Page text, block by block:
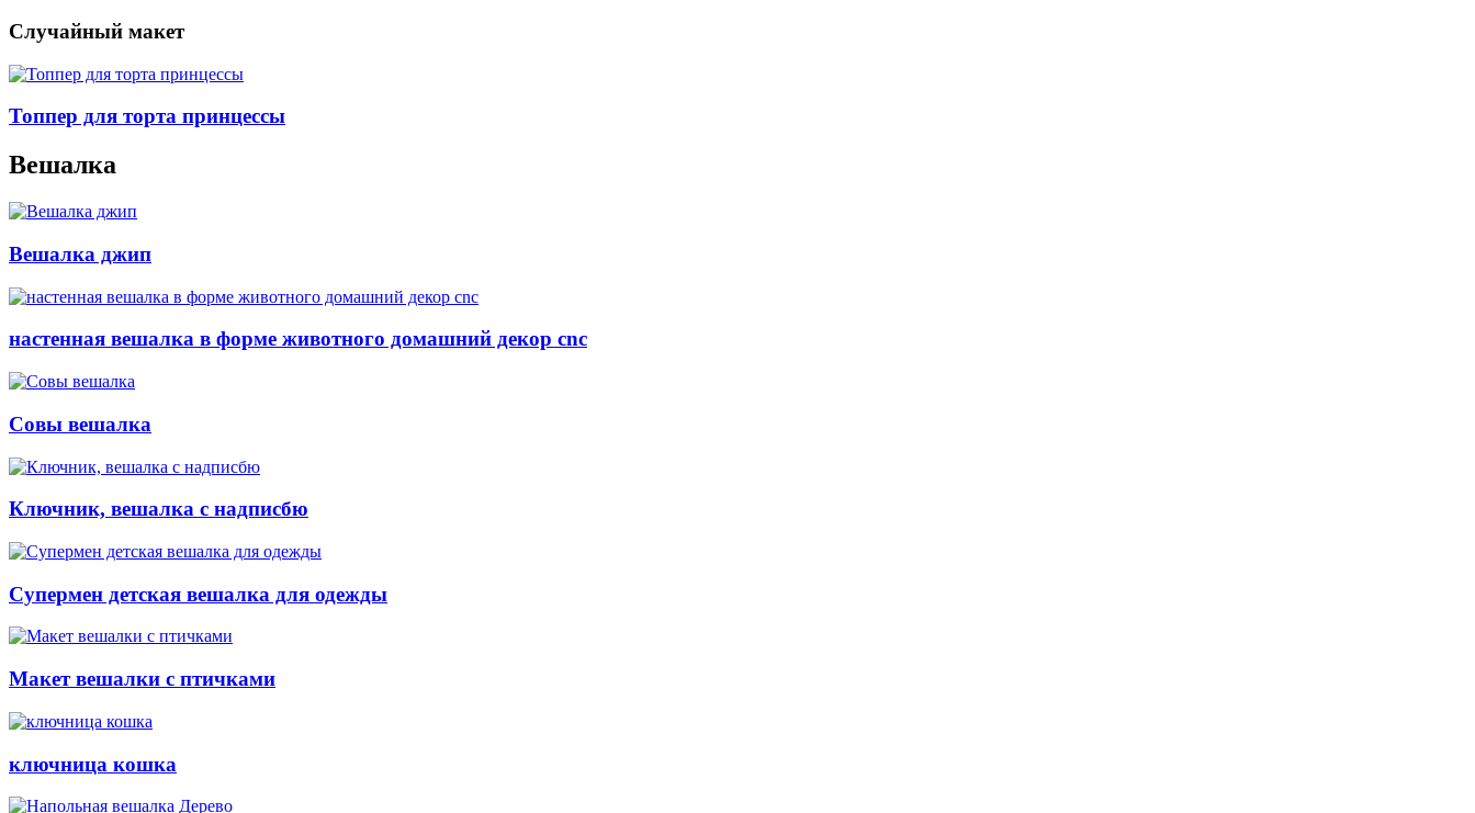
Случайный макет
Топпер для торта принцессы
Вешалка
Вешалка джип
настенная вешалка в форме животного домашний декор cnc
Совы вешалка
Ключник, вешалка с надписбю
Супермен детская вешалка для одежды
Макет вешалки с птичками
ключница кошка